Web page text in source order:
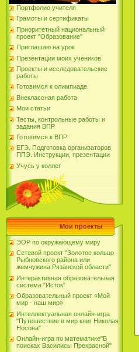
Портфолио учителя
Грамоты и сертификаты
Приоритетный национальный
проект "Образование"
Приглашаю на урок
Презентации моих учеников
Проекты и исследовательские
работы
Готовимся к олимпиаде
Внеклассная работа
Мои статьи
Тесты, контрольные работы и
задания ВПР
Готовимся к ВПР
ЕГЭ. Подготовка организаторов
ППЭ. Инструкции, презентации
Учусь у коллег
Мои проекты
ЭОР по окружающему миру
Сетевой проект "Золотое кольцо
Рыбновского района или
жемчужина Рязанской области"
Интерактивная образовательная
система "Исток"
Образовательный проект «Мой
мир - наш мир»
Интеллектуальная онлайн-игра
"Путешествие в мир книг Николая
Носова"
Онлайн-игра по математике"В
поисках Василисы Прекрасной"